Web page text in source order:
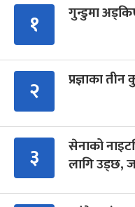
१ गुन्डुमा
२ प्रज्ञाका
३
सेनाको
लागि उड्छ,